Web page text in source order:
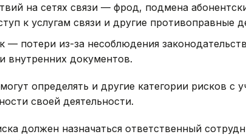
на сетях связи — фрод, подмена
к услугам связи и другие противоправные
— потери из-за несоблюдения
внутренних документов.
определять и другие категории рисков с
своей деятельности.
должен назначаться ответственный